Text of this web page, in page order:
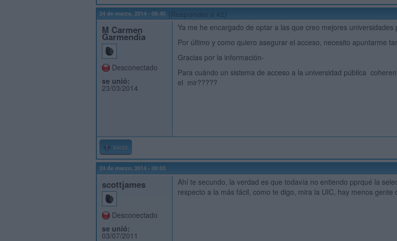
24 de marzo, 2014 - 08:40
M Carmen
Garmendia
Desconectado
se unió:
23/03/2014
Ya me he encargado de optar a las que creo mejores universidades
Por último y como quiero asegurar el acceso, necesito apuntarme
Gracias por la información-
Para cuándo un sistema de acceso a la universidad pública
el mir?????
Inicio
24 de marzo, 2014 - 09:03
scottjames
Desconectado
se unió:
03/07/2011
Ahí te secundo, la verdad es que todavía no entiendo pprqué la
respecto a la más fácil, como te digo, mira la UIC, hay menos gente